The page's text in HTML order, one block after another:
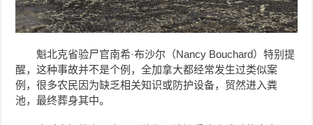
魁北克省验尸官南希·布沙尔（Nancy Bouchard）特别提
醒，这种事故并不是个例，全加拿大都经常发生过类似案
例，很多农民因为缺乏相关知识或防护设备，贸然进入粪
池，最终葬身其中。